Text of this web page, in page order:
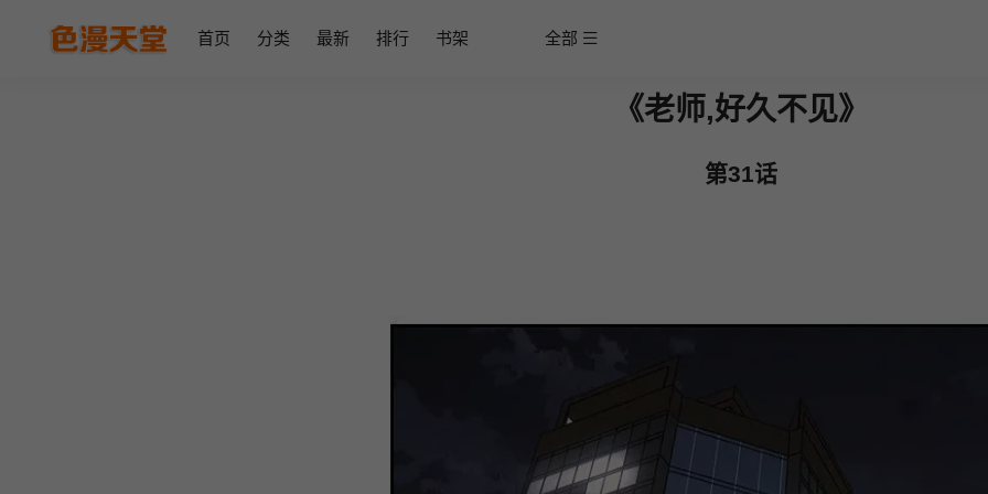
首页 分类 最新 排行 书架 全部
《老师,好久不见》
第31话